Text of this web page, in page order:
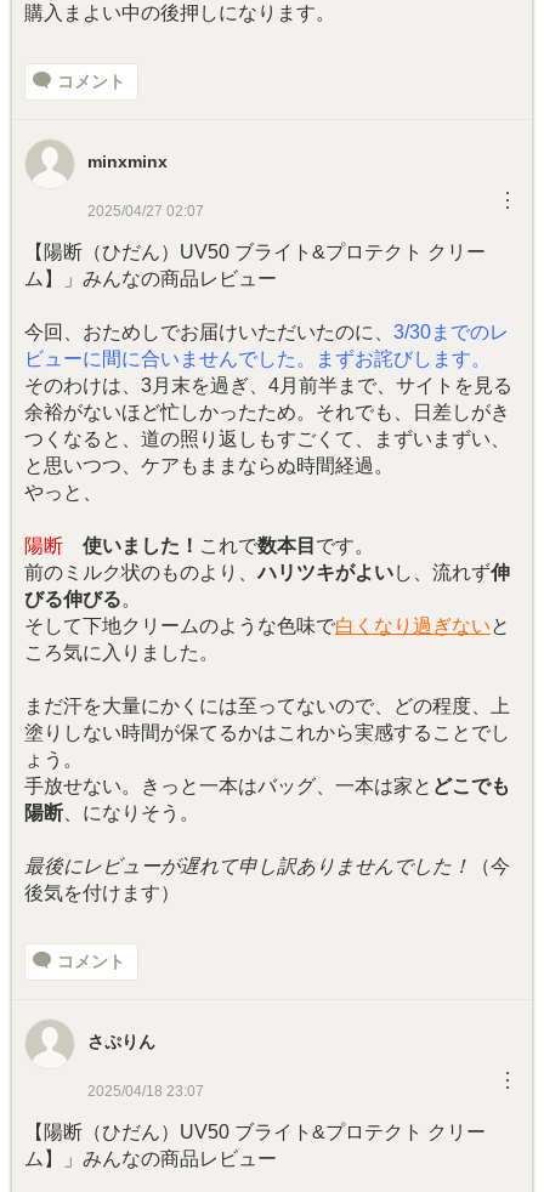
購入まよい中の後押しになります。
コメント
minxminx
2025/04/27 02:07 ︙
【陽断（ひだん）UV50 ブライト&プロテクト クリー
ム】」みんなの商品レビュー
今回、おためしでお届けいただいたのに、 3/30までのレ
ビューに間に合いませんでした。まずお詫びします。
そのわけは、3月末を過ぎ、4月前半まで、サイトを見る
余裕がないほど忙しかったため。それでも、日差しがき
つくなると、道の照り返しもすごくて、まずいまずい、
と思いつつ、ケアもままならぬ時間経過。
やっと、
陽断 使いました！ これで数本目 です。
前のミルク状のものより、ハリツキがよいし、流れず伸
びる伸びる。
そして下地クリームのような色味で白くなり過ぎないと
ころ気に入りました。
まだ汗を大量にかくには至ってないので、どの程度、上
塗りしない時間が保てるかはこれから実感することでし
ょう。
手放せない。きっと一本はバッグ、一本は家と どこでも
陽断 、になりそう。
最後にレビューが遅れて申し訳ありませんでした！
（今
後気を付けます）
コメント
さぷりん
2025/04/18 23:07 ︙
【陽断（ひだん）UV50 ブライト&プロテクト クリー
ム】」みんなの商品レビュー